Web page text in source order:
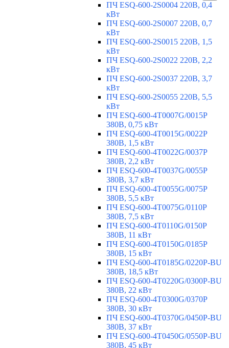
ПЧ ESQ-600-2S0004 220В, 0,4
кВт
ПЧ ESQ-600-2S0007 220В, 0,7
кВт
ПЧ ESQ-600-2S0015 220В, 1,5
кВт
ПЧ ESQ-600-2S0022 220В, 2,2
кВт
ПЧ ESQ-600-2S0037 220В, 3,7
кВт
ПЧ ESQ-600-2S0055 220В, 5,5
кВт
ПЧ ESQ-600-4T0007G/0015P
380В, 0,75 кВт
ПЧ ESQ-600-4T0015G/0022P
380В, 1,5 кВт
ПЧ ESQ-600-4T0022G/0037P
380В, 2,2 кВт
ПЧ ESQ-600-4T0037G/0055P
380В, 3,7 кВт
ПЧ ESQ-600-4T0055G/0075P
380В, 5,5 кВт
ПЧ ESQ-600-4T0075G/0110P
380В, 7,5 кВт
ПЧ ESQ-600-4T0110G/0150P
380В, 11 кВт
ПЧ ESQ-600-4T0150G/0185P
380В, 15 кВт
ПЧ ESQ-600-4T0185G/0220P-BU
380В, 18,5 кВт
ПЧ ESQ-600-4T0220G/0300P-BU
380В, 22 кВт
ПЧ ESQ-600-4T0300G/0370P
380В, 30 кВт
ПЧ ESQ-600-4T0370G/0450P-BU
380В, 37 кВт
ПЧ ESQ-600-4T0450G/0550P-BU
380В, 45 кВт